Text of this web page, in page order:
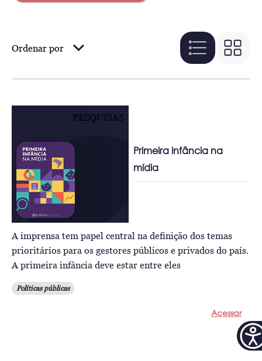
Ordenar por
PESQUISAS
Primeira infância na
mídia
A imprensa tem papel central na definição dos temas
prioritários para os gestores públicos e privados do país.
A primeira infância deve estar entre eles
Políticas públicas
Acessar